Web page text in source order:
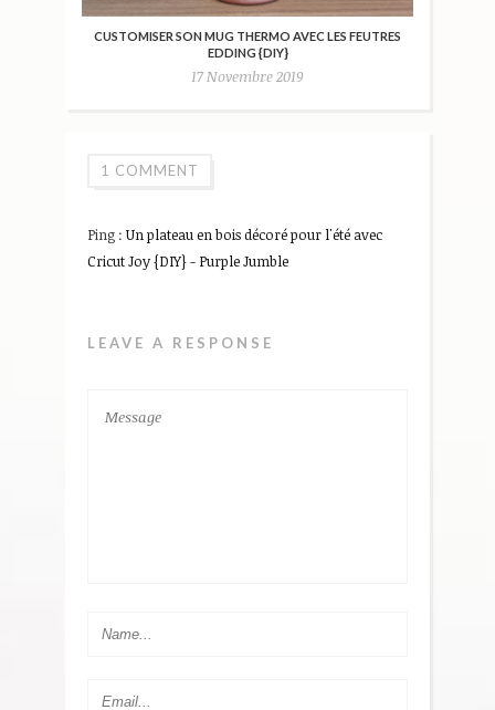
CUSTOMISER SON MUG THERMO AVEC LES FEUTRES
EDDING {DIY}
17 Novembre 2019
1 COMMENT
Ping : Un plateau en bois décoré pour l'été avec
Cricut Joy {DIY} - Purple Jumble
LEAVE A RESPONSE